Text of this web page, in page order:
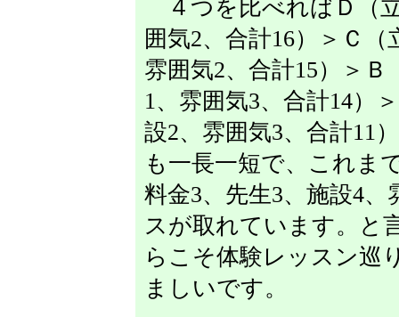
４つを比べればＤ（
囲気2、合計16）＞Ｃ
雰囲気2、合計15）＞Ｂ
1、雰囲気3、合計14）
設2、雰囲気3、合計11
も一長一短で、これま
料金3、先生3、施設4
スが取れています。と
らこそ体験レッスン巡
ましいです。